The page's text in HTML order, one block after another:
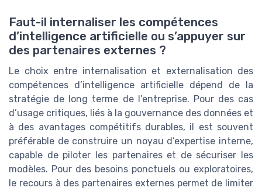
Faut-il internaliser les compétences
d’intelligence artificielle ou s’appuyer sur
des partenaires externes ?
Le choix entre internalisation et externalisation des
compétences d’intelligence artificielle dépend de la
stratégie de long terme de l’entreprise. Pour des cas
d’usage critiques, liés à la gouvernance des données et
à des avantages compétitifs durables, il est souvent
préférable de construire un noyau d’expertise interne,
capable de piloter les partenaires et de sécuriser les
modèles. Pour des besoins ponctuels ou exploratoires,
le recours à des partenaires externes permet de limiter